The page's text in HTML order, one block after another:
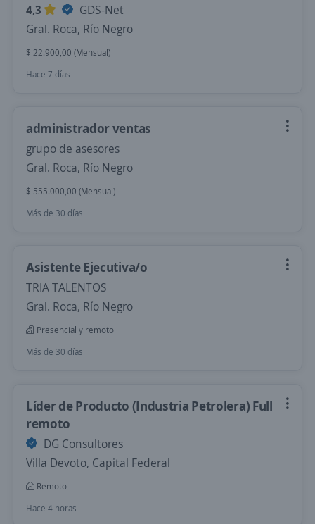
4,3
GDS-Net
Gral. Roca, Río Negro
$ 22.900,00 (Mensual)
Hace 7 días
administrador ventas
grupo de asesores
Gral. Roca, Río Negro
$ 555.000,00 (Mensual)
Más de 30 días
Asistente Ejecutiva/o
TRIA TALENTOS
Gral. Roca, Río Negro
Presencial y remoto
Más de 30 días
Líder de Producto (Industria Petrolera) Full
remoto
DG Consultores
Villa Devoto, Capital Federal
Remoto
Hace 4 horas